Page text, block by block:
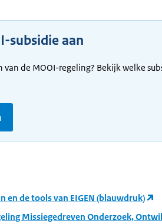
subsidie aan
de MOOI-regeling? Bekijk welke
en de tools van EIGEN (blauwdruk)
Missiegedreven Onderzoek,